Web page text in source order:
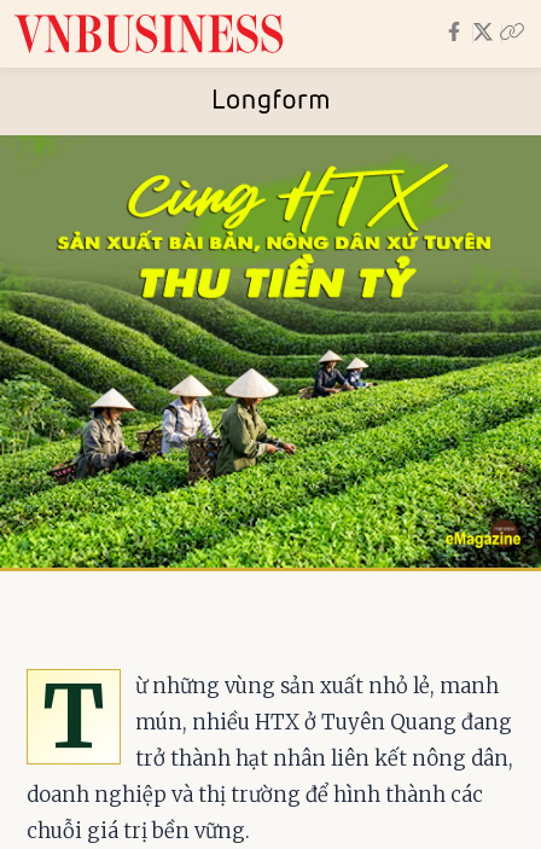
T
ừ những vùng sản xuất nhỏ lẻ, manh
mún, nhiều HTX ở Tuyên Quang đang
trở thành hạt nhân liên kết nông dân,
doanh nghiệp và thị trường để hình thành các
chuỗi giá trị bền vững.